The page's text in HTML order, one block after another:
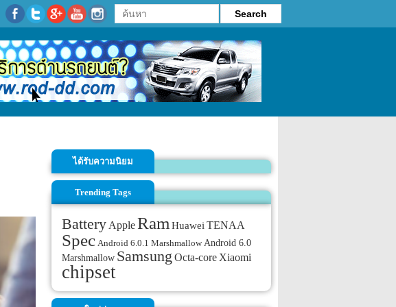
ได้รับความนิยม
Trending Tags
BatteryAppleRam Huawei TENAA
Spec Android 6.0.1 Marshmallow Android 6.0
Marshmallow Samsung Octa-core Xiaomi
chipset